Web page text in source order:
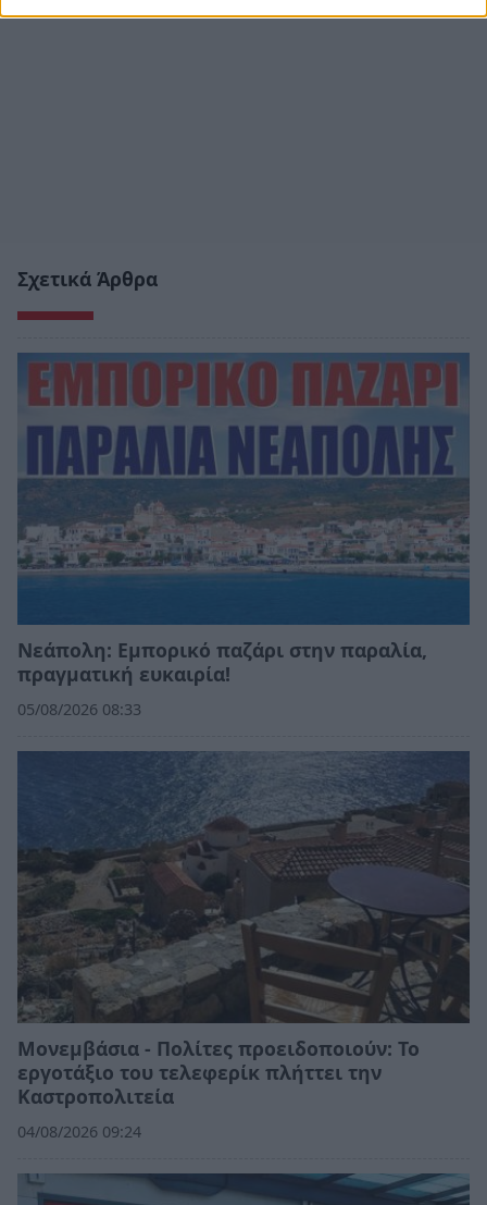
Σχετικά Άρθρα
Νεάπολη: Εμπορικό παζάρι στην παραλία,
πραγματική ευκαιρία!
05/08/2026 08:33
Μονεμβάσια - Πολίτες προειδοποιούν: Το
εργοτάξιο του τελεφερίκ πλήττει την
Καστροπολιτεία
04/08/2026 09:24